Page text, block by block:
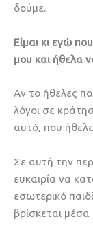
δούμε.
Είμαι κι εγώ
μου και ήθελα
Αν το ήθελες
λόγοι σε
αυτό, που
Σε αυτή την
ευκαιρία να
εσωτερικό
βρίσκεται